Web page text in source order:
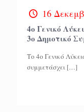
16
4ο Γενικό
3ο Δημοτικό
Το 4ο Γενικό
συμμετάσχει […]